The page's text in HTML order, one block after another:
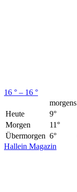
16 ° – 16 °
morgens
Heute
9°
Morgen
11°
Übermorgen 6°
Hallein Magazin